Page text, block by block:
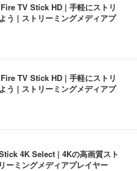
TV Stick HD | 手軽にストリ
う | ストリーミングメディアプ
TV Stick HD | 手軽にストリ
う | ストリーミングメディアプ
4K Select | 4Kの高画質スト
ーミングメディアプレイヤー